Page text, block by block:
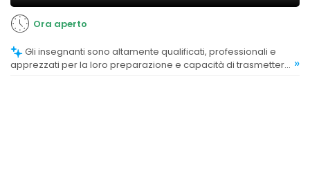
Ora aperto
apprezzati per la loro preparazione e capacità di trasmettere »